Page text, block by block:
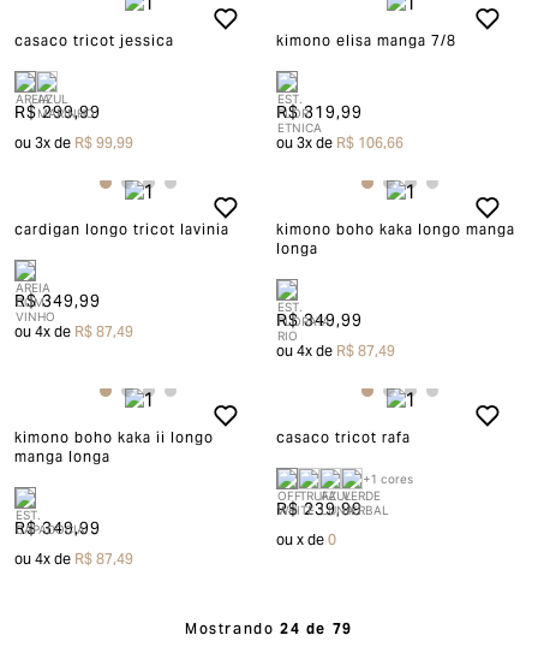
casaco tricot jessica
R$ 299,99
ou3x deR$ 99,99
kimono elisa manga 7/8
R$ 319,99
ou3x deR$ 106,66
cardigan longo tricot lavinia
R$ 349,99
ou4x deR$ 87,49
kimono boho kaka longo manga
longa
R$ 349,99
ou4x deR$ 87,49
kimono boho kaka ii longo
manga longa
R$ 349,99
ou4x deR$ 87,49
casaco tricot rafa
+1 cores
R$ 239,99
oux de0
Mostrando24 de 79